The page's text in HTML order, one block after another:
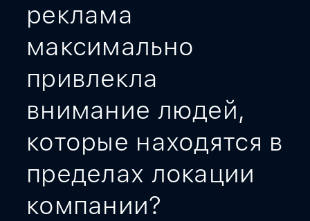
реклама
максимально
привлекла
внимание людей,
которые находятся в
пределах локации
компании?